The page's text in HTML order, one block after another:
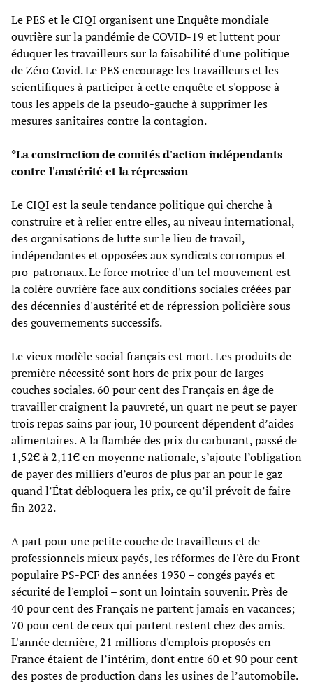
Le PES et le CIQI organisent une Enquête mondiale
ouvrière sur la pandémie de COVID-19 et luttent pour
éduquer les travailleurs sur la faisabilité d'une politique
de Zéro Covid. Le PES encourage les travailleurs et les
scientifiques à participer à cette enquête et s'oppose à
tous les appels de la pseudo-gauche à supprimer les
mesures sanitaires contre la contagion.
*La construction de comités d'action indépendants
contre l'austérité et la répression
Le CIQI est la seule tendance politique qui cherche à
construire et à relier entre elles, au niveau international,
des organisations de lutte sur le lieu de travail,
indépendantes et opposées aux syndicats corrompus et
pro-patronaux. Le force motrice d'un tel mouvement est
la colère ouvrière face aux conditions sociales créées par
des décennies d'austérité et de répression policière sous
des gouvernements successifs.
Le vieux modèle social français est mort. Les produits de
première nécessité sont hors de prix pour de larges
couches sociales. 60 pour cent des Français en âge de
travailler craignent la pauvreté, un quart ne peut se payer
trois repas sains par jour, 10 pourcent dépendent d’aides
alimentaires. A la flambée des prix du carburant, passé de
1,52€ à 2,11€ en moyenne nationale, s’ajoute l’obligation
de payer des milliers d’euros de plus par an pour le gaz
quand l’État débloquera les prix, ce qu’il prévoit de faire
fin 2022.
A part pour une petite couche de travailleurs et de
professionnels mieux payés, les réformes de l'ère du Front
populaire PS-PCF des années 1930 – congés payés et
sécurité de l'emploi – sont un lointain souvenir. Près de
40 pour cent des Français ne partent jamais en vacances;
70 pour cent de ceux qui partent restent chez des amis.
L'année dernière, 21 millions d'emplois proposés en
France étaient de l’intérim, dont entre 60 et 90 pour cent
des postes de production dans les usines de l’automobile.